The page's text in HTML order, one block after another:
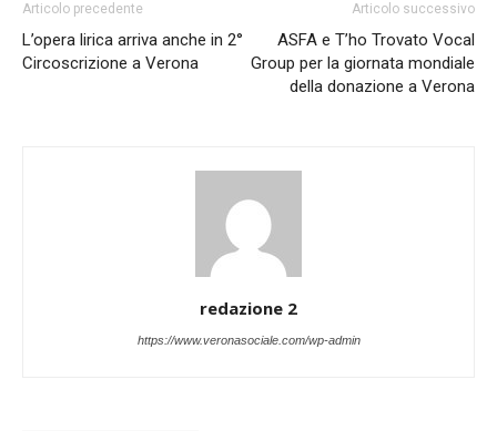
Articolo precedente
L’opera lirica arriva anche in 2°
Circoscrizione a Verona
Articolo successivo
ASFA e T’ho Trovato Vocal
Group per la giornata mondiale
della donazione a Verona
redazione 2
https://www.veronasociale.com/wp-admin